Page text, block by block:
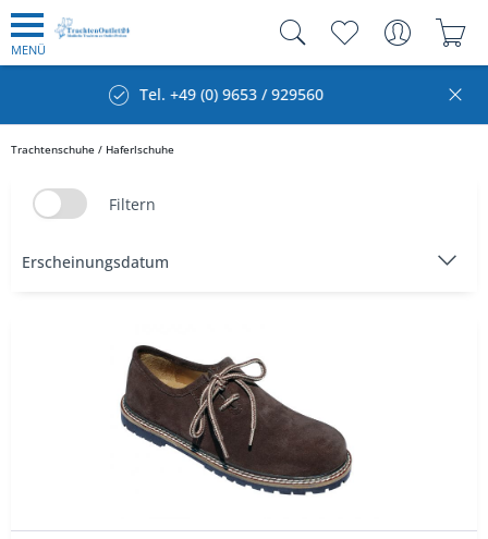
MENÜ
Kauf auf Rechnung
Trachtenschuhe / Haferlschuhe
Filtern